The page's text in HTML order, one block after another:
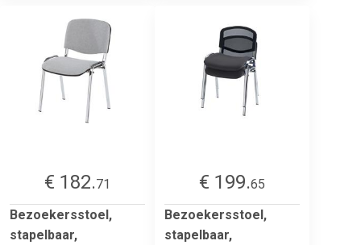
€ 182.71
Bezoekersstoel,
stapelbaar,
€ 199.65
Bezoekersstoel,
stapelbaar,